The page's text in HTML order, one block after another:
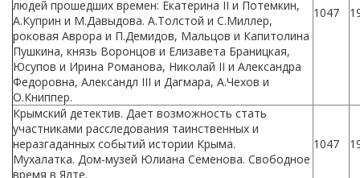
людей прошедших времен: Екатерина II и Потемкин,
А.Куприн и М.Давыдова. А.Толстой и С.Миллер,
роковая Аврора и П.Демидов, Мальцов и Капитолина
Пушкина, князь Воронцов и Елизавета Браницкая,
Юсупов и Ирина Романова, Николай II и Александра
Федоровна, Александл III и Дагмара, А.Чехов и
О.Книппер.
1047
Крымский детектив. Дает возможность стать
участниками расследования таинственных и
неразгаданных событий истории Крыма.
Мухалатка. Дом-музей Юлиана Семенова. Свободное
время в Ялте.
1047